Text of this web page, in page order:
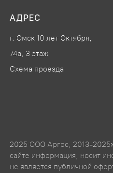
АДРЕС
г. Омск 10 лет Октября,
74а, 3 этаж
Схема проезда
2025 ООО Аргос, 2013-
сайте информация, носит
не является публичной